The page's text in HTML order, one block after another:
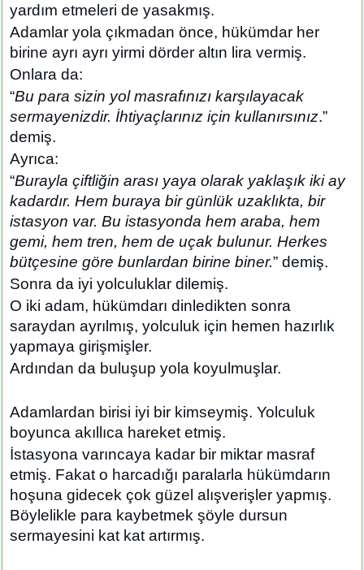
yardım etmeleri de yasakmış.
Adamlar yola çıkmadan önce, hükümdar her
birine ayrı ayrı yirmi dörder altın lira vermiş.
Onlara da:
“Bu para sizin yol masrafınızı karşılayacak
sermayenizdir. İhtiyaçlarınız için kullanırsınız.”
demiş.
Ayrıca:
“Burayla çiftliğin arası yaya olarak yaklaşık iki ay
kadardır. Hem buraya bir günlük uzaklıkta, bir
istasyon var. Bu istasyonda hem araba, hem
gemi, hem tren, hem de uçak bulunur. Herkes
bütçesine göre bunlardan birine biner.” demiş.
Sonra da iyi yolculuklar dilemiş.
O iki adam, hükümdarı dinledikten sonra
saraydan ayrılmış, yolculuk için hemen hazırlık
yapmaya girişmişler.
Ardından da buluşup yola koyulmuşlar.
Adamlardan birisi iyi bir kimseymiş. Yolculuk
boyunca akıllıca hareket etmiş.
İstasyona varıncaya kadar bir miktar masraf
etmiş. Fakat o harcadığı paralarla hükümdarın
hoşuna gidecek çok güzel alışverişler yapmış.
Böylelikle para kaybetmek şöyle dursun
sermayesini kat kat artırmış.